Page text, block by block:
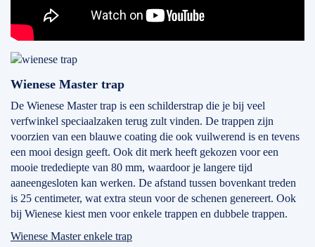
Wienese Master trap
De Wienese Master trap is een schilderstrap die je bij veel
verfwinkel speciaalzaken terug zult vinden. De trappen zijn
voorzien van een blauwe coating die ook vuilwerend is en tevens
een mooi design geeft. Ook dit merk heeft gekozen voor een
mooie tredediepte van 80 mm, waardoor je langere tijd
aaneengesloten kan werken. De afstand tussen bovenkant treden
is 25 centimeter, wat extra steun voor de schenen genereert. Ook
bij Wienese kiest men voor enkele trappen en dubbele trappen.
Wienese Master enkele trap